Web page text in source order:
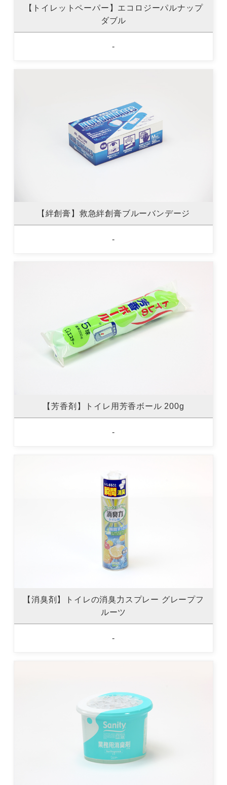
【トイレットペーパー】エコロジーパルナップ
ダブル
-
【絆創膏】救急絆創膏ブルーバンデージ
-
【芳香剤】トイレ用芳香ボール 200g
-
【消臭剤】トイレの消臭力スプレー グレープフ
ルーツ
-